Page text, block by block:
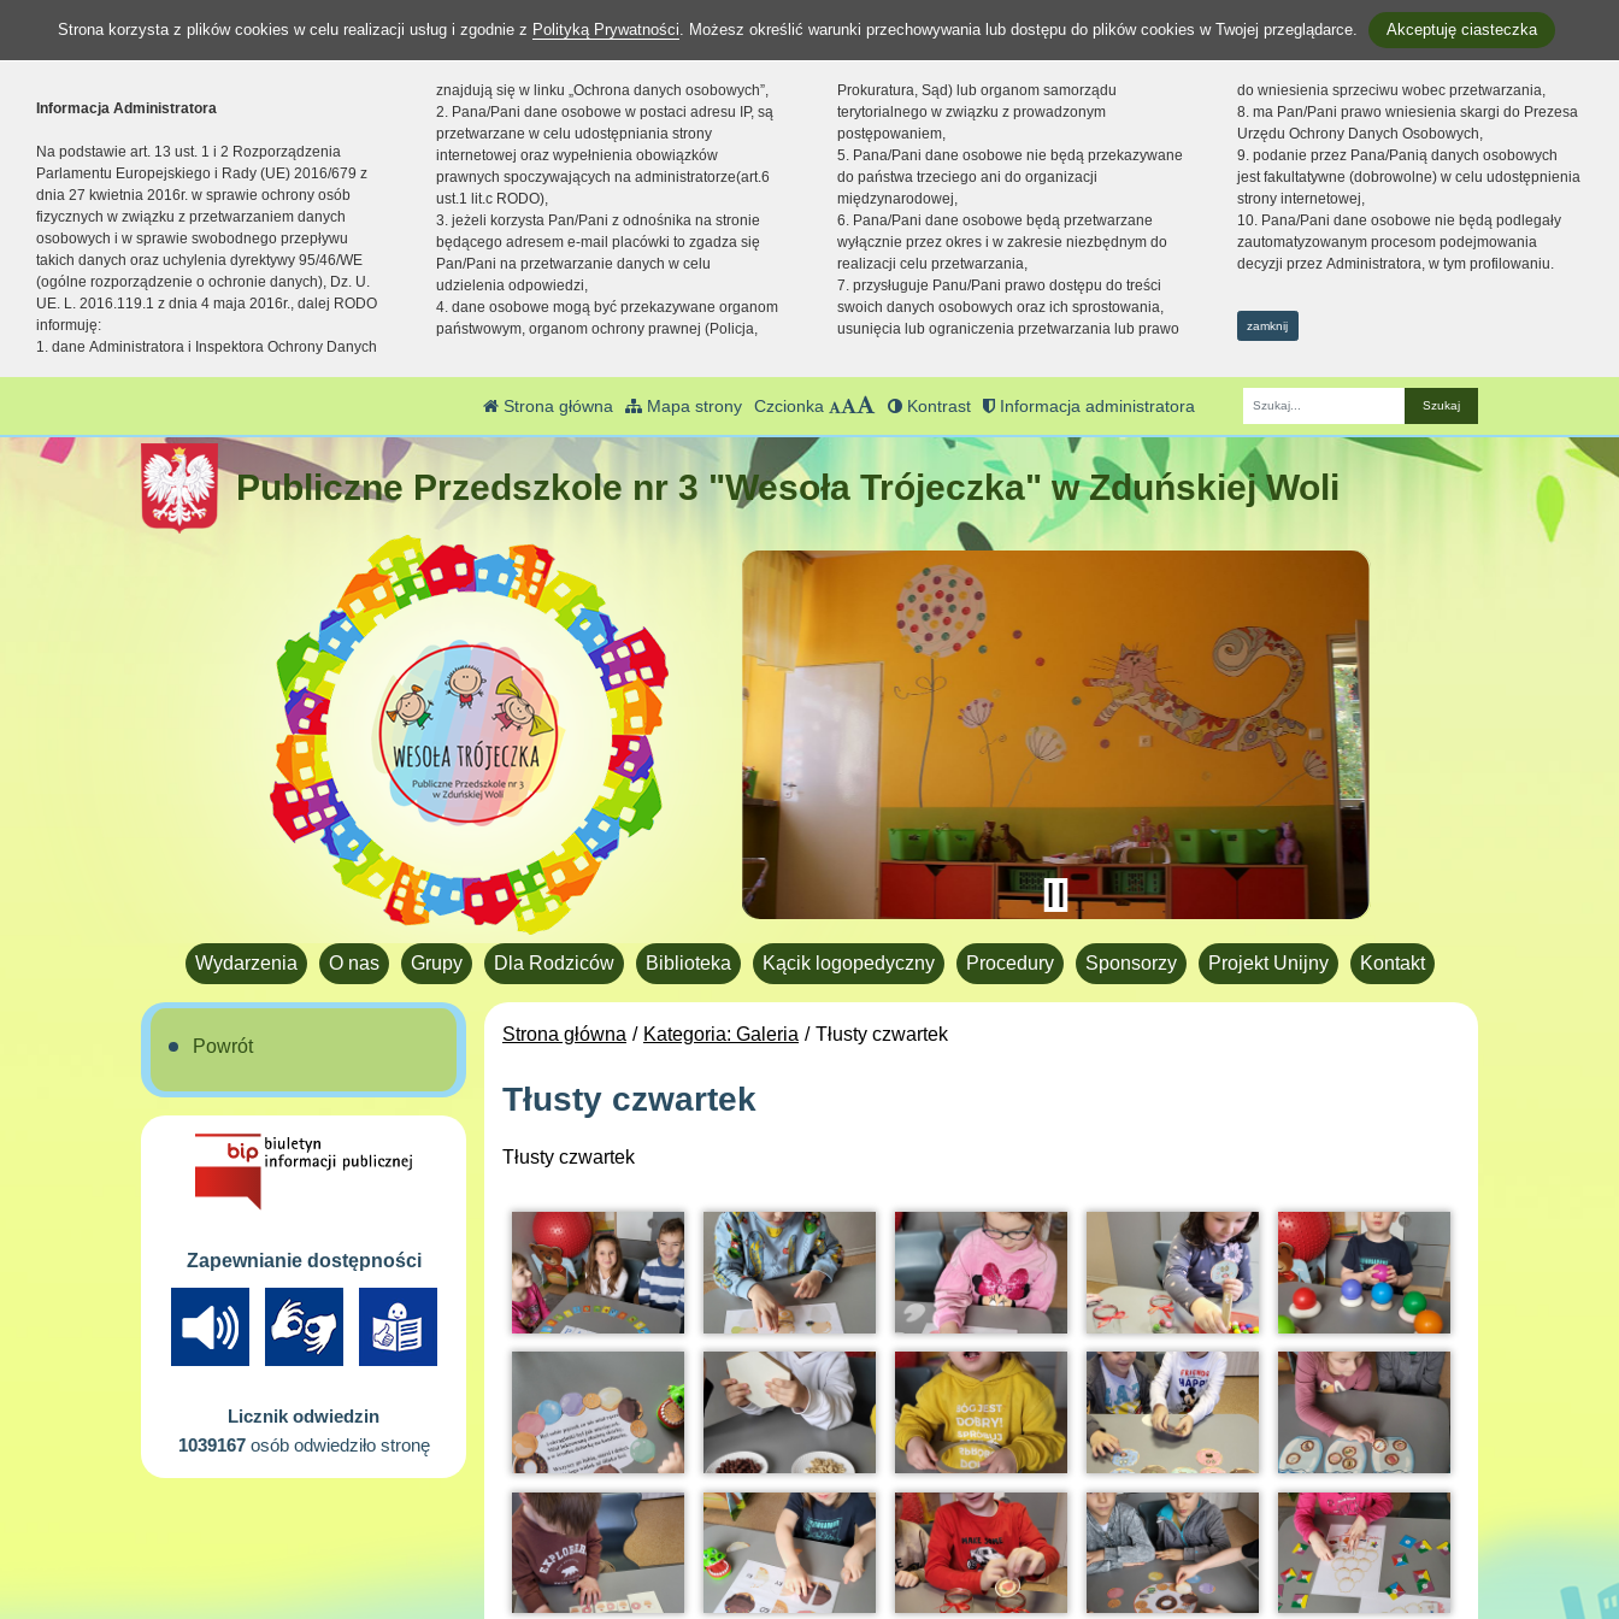
Strona korzysta z plików cookies w celu realizacji usług i zgodnie z Polityką Prywatności. Możesz określić warunki przechowywania lub dostępu do plików cookies w Twojej przeglądarce. Akceptuję ciasteczka
Informacja Administratora
Na podstawie art. 13 ust. 1 i 2 Rozporządzenia
Parlamentu Europejskiego i Rady (UE) 2016/679 z
dnia 27 kwietnia 2016r. w sprawie ochrony osób
fizycznych w związku z przetwarzaniem danych
osobowych i w sprawie swobodnego przepływu
takich danych oraz uchylenia dyrektywy 95/46/WE
(ogólne rozporządzenie o ochronie danych), Dz. U.
UE. L. 2016.119.1 z dnia 4 maja 2016r., dalej RODO
informuję:
1. dane Administratora i Inspektora Ochrony Danych
znajdują się w linku „Ochrona danych osobowych”,
2. Pana/Pani dane osobowe w postaci adresu IP, są
przetwarzane w celu udostępniania strony
internetowej oraz wypełnienia obowiązków
prawnych spoczywających na administratorze(art.6
ust.1 lit.c RODO),
3. jeżeli korzysta Pan/Pani z odnośnika na stronie
będącego adresem e-mail placówki to zgadza się
Pan/Pani na przetwarzanie danych w celu
udzielenia odpowiedzi,
4. dane osobowe mogą być przekazywane organom
państwowym, organom ochrony prawnej (Policja,
Prokuratura, Sąd) lub organom samorządu
terytorialnego w związku z prowadzonym
postępowaniem,
5. Pana/Pani dane osobowe nie będą przekazywane
do państwa trzeciego ani do organizacji
międzynarodowej,
6. Pana/Pani dane osobowe będą przetwarzane
wyłącznie przez okres i w zakresie niezbędnym do
realizacji celu przetwarzania,
7. przysługuje Panu/Pani prawo dostępu do treści
swoich danych osobowych oraz ich sprostowania,
usunięcia lub ograniczenia przetwarzania lub prawo
do wniesienia sprzeciwu wobec przetwarzania,
8. ma Pan/Pani prawo wniesienia skargi do Prezesa
Urzędu Ochrony Danych Osobowych,
9. podanie przez Pana/Panią danych osobowych
jest fakultatywne (dobrowolne) w celu udostępnienia
strony internetowej,
10. Pana/Pani dane osobowe nie będą podlegały
zautomatyzowanym procesom podejmowania
decyzji przez Administratora, w tym profilowaniu.
zamknij
Strona główna Mapa strony Czcionka Kontrast Informacja administratora
Fraza
Publiczne Przedszkole nr 3 "Wesoła Trójeczka" w Zduńskiej Woli
Wydarzenia O nas Grupy Dla Rodziców Biblioteka Kącik logopedyczny Procedury Sponsorzy Projekt Unijny Kontakt
Strona główna Kategoria: Galeria Tłusty czwartek
Tłusty czwartek
Tłusty czwartek
Powrót
Zapewnianie dostępności
Licznik odwiedzin
1039167osób odwiedziło stronę